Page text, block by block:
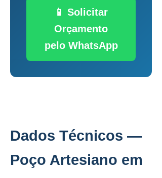
📱 Solicitar
Orçamento
pelo WhatsApp
Dados Técnicos —
Poço Artesiano em